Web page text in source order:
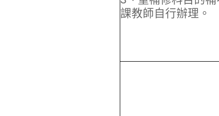
課教師自行辦理。